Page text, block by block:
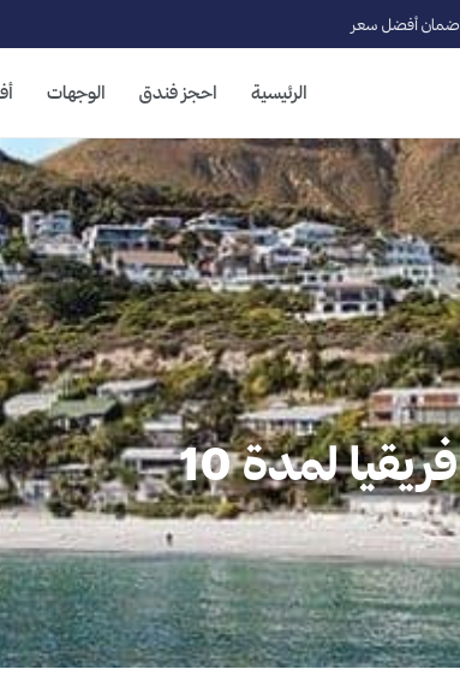
ضمان أفضل سعر
الرئيسية احجز فندق الوجهات
برنامج سياحي في جنوب افريقيا لمدة 10